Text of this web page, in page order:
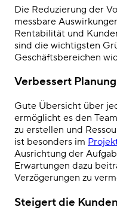
Die Reduzierung der
messbare
Rentabilität und
sind die wichtigsten
Geschäftsbereichen
Verbessert
Gute Übersicht über
ermöglicht es den
zu erstellen und
ist besonders im
Ausrichtung der
Erwartungen dazu
Verzögerungen zu
Steigert die